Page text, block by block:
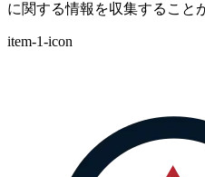
に関する情報を収集すること
item-1-icon